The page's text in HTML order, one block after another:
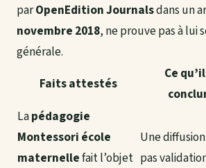
parOpenEdition Journalsdans un
novembre 2018, ne prouve pas à lui
générale.
Faits attestés
Ce
Lapédagogie
Montessori école
maternellefait l’objet
Une
pas